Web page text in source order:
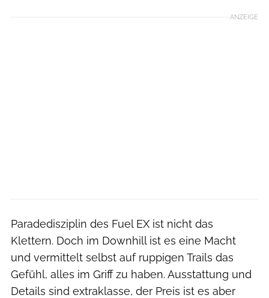
ANZEIGE
Paradedisziplin des Fuel EX ist nicht das
Klettern. Doch im Downhill ist es eine Macht
und vermittelt selbst auf ruppigen Trails das
Gefühl, alles im Griff zu haben. Ausstattung und
Details sind extraklasse, der Preis ist es aber